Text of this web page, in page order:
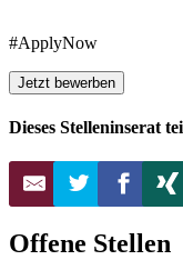
#ApplyNow
Jetzt bewerben
Dieses Stelleninserat
Offene Stellen